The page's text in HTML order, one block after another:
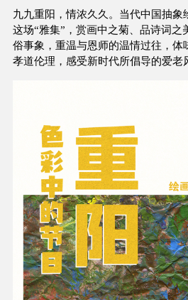
九九重阳，情浓久久。当代中国抽象
这场“雅集”，赏画中之菊、品诗词之
俗事象，重温与恩师的温情过往，体
孝道伦理，感受新时代所倡导的爱老